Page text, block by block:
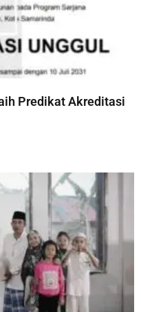
Predikat Akreditasi